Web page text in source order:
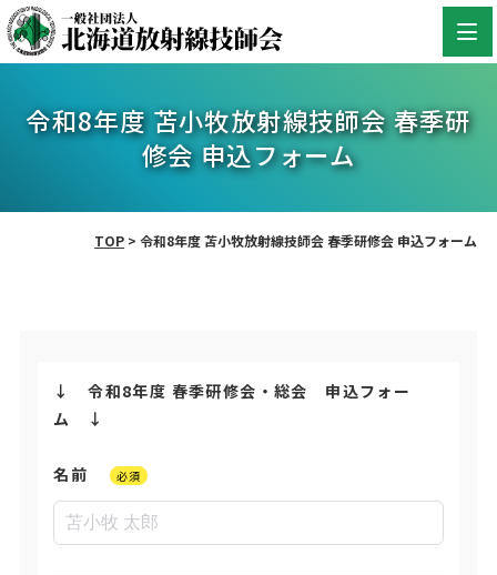
令和8年度 苫小牧放射線技師会 春季研
修会 申込フォーム
TOP >令和8年度 苫小牧放射線技師会 春季研修会 申込フォーム
↓ 令和8年度 春季研修会・総会 申込フォー
ム ↓
名前 必須